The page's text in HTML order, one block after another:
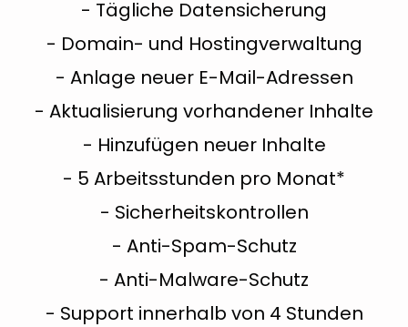
- Tägliche Datensicherung
- Domain- und Hostingverwaltung
- Anlage neuer E-Mail-Adressen
- Aktualisierung vorhandener Inhalte
- Hinzufügen neuer Inhalte
- 5 Arbeitsstunden pro Monat*
- Sicherheitskontrollen
- Anti-Spam-Schutz
- Anti-Malware-Schutz
- Support innerhalb von 4 Stunden